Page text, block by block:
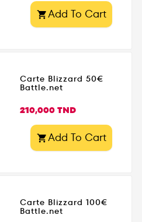
Add To Cart
Carte Blizzard 50€
Battle.net
Prix
210,000 TND
Add To Cart
Carte Blizzard 100€
Battle.net